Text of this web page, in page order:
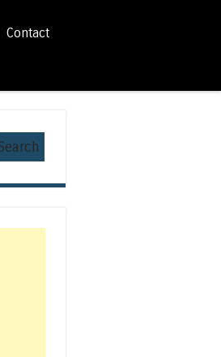
Contact